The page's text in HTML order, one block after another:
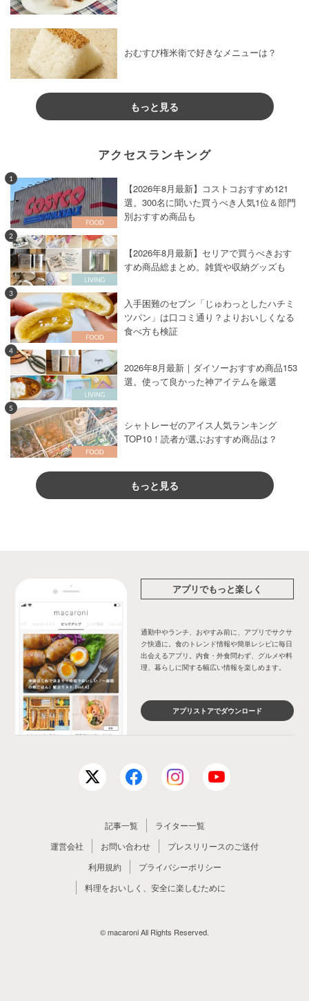
おむすび権米衛で好きなメニューは？
もっと見る
アクセスランキング
1
【2026年8月最新】コストコおすすめ121
選。300名に聞いた買うべき人気1位＆部門
別おすすめ商品も
2
【2026年8月最新】セリアで買うべきおす
すめ商品総まとめ。雑貨や収納グッズも
3
入手困難のセブン「じゅわっとしたハチミ
ツパン」は口コミ通り？よりおいしくなる
食べ方も検証
4
2026年8月最新｜ダイソーおすすめ商品153
選。使って良かった神アイテムを厳選
5
シャトレーゼのアイス人気ランキング
TOP10！読者が選ぶおすすめ商品は？
もっと見る
アプリでもっと楽しく
通勤中やランチ、おやすみ前に、アプリでサクサ
ク快適に。食のトレンド情報や簡単レシピに毎日
出会えるアプリ。内食・外食問わず、グルメや料
理、暮らしに関する幅広い情報を楽しめます。
アプリストアでダウンロード
記事一覧
ライター一覧
運営会社
お問い合わせ
プレスリリースのご送付
利用規約
プライバシーポリシー
料理をおいしく、安全に楽しむために
© macaroni All Rights Reserved.